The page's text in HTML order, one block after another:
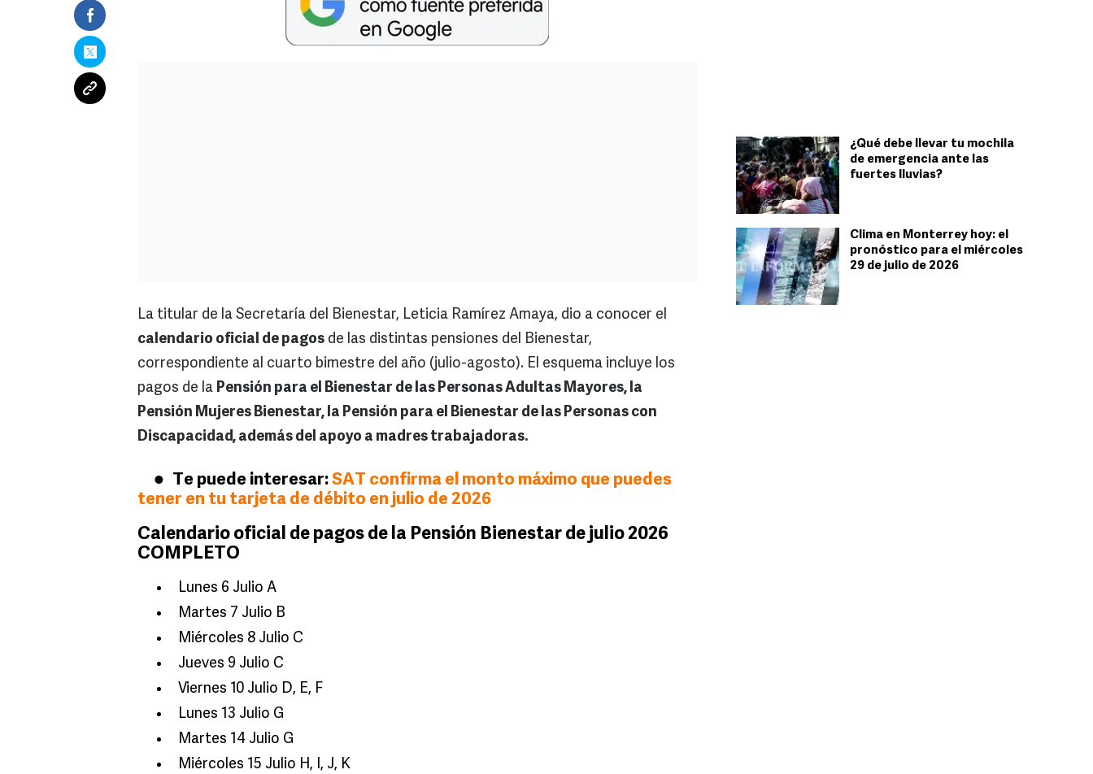
¿Qué debe llevar tu mochila
de emergencia ante las
fuertes lluvias?
Clima en Monterrey hoy: el
pronóstico para el miércoles
29 de julio de 2026
La titular de la Secretaría del Bienestar, Leticia Ramírez Amaya, dio a conocer el
calendario oficial de pagos de las distintas pensiones del Bienestar,
correspondiente al cuarto bimestre del año (julio-agosto). El esquema incluye los
pagos de la Pensión para el Bienestar de las Personas Adultas Mayores, la
Pensión Mujeres Bienestar, la Pensión para el Bienestar de las Personas con
Discapacidad, además del apoyo a madres trabajadoras.
Te puede interesar:SAT confirma el monto máximo que puedes
tener en tu tarjeta de débito en julio de 2026
Calendario oficial de pagos de la Pensión Bienestar de julio 2026
COMPLETO
Lunes 6 Julio A
Martes 7 Julio B
Miércoles 8 Julio C
Jueves 9 Julio C
Viernes 10 Julio D, E, F
Lunes 13 Julio G
Martes 14 Julio G
Miércoles 15 Julio H, I, J, K